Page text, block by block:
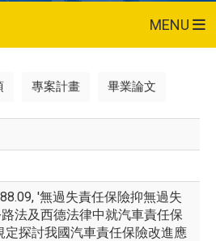
MENU
專案計畫 畢業論文
'無過失責任保險抑無過失
法及西德法律中就汽車責任保
定探討我國汽車責任保險改進應